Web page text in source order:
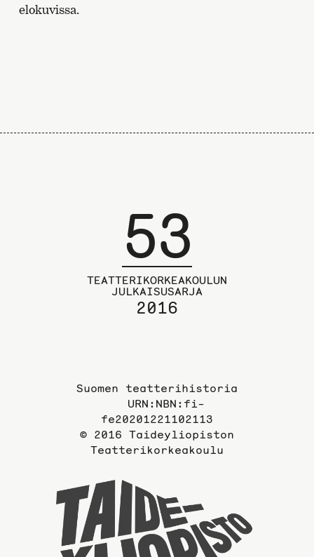
elokuvissa.
53
TEATTERIKORKEAKOULUN
JULKAISUSARJA
2016
Suomen teatterihistoria
URN:NBN:fi-
fe20201221102113
© 2016 Taideyliopiston
Teatterikorkeakoulu